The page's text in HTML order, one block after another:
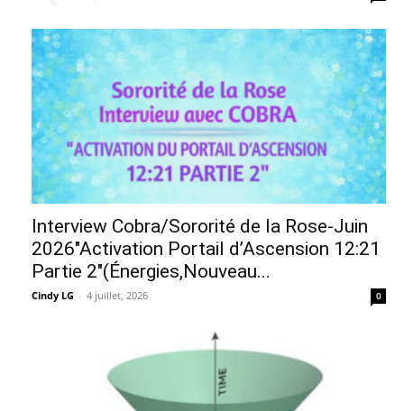
Interview Cobra/Sororité de la Rose-Juin
2026″Activation Portail d’Ascension 12:21
Partie 2″(Énergies,Nouveau...
Cindy LG - 4 juillet, 2026 0